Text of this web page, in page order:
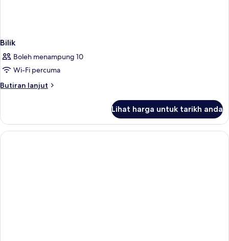
Bilik
Boleh menampung 10
Wi-Fi percuma
Butiran lanjut
Butiran
Lihat harga untuk tarikh anda